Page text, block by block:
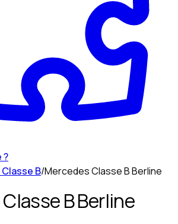
?
B/Mercedes Classe B Berline
B Berline